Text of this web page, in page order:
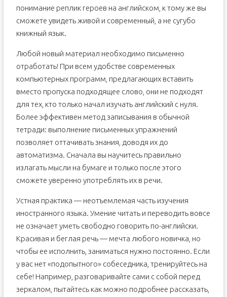
понимание реплик героев на английском, к тому же вы
сможете увидеть живой и современный, а не сугубо
книжный язык.
Любой новый материал необходимо письменно
отработать! При всем удобстве современных
компьютерных программ, предлагающих вставить
вместо пропуска подходящее слово, они не подходят
для тех, кто только начал изучать английский с нуля.
Более эффективен метод записывания в обычной
тетради: выполнение письменных упражнений
позволяет оттачивать знания, доводя их до
автоматизма. Сначала вы научитесь правильно
излагать мысли на бумаге и только после этого
сможете уверенно употреблять их в речи.
Устная практика — неотъемлемая часть изучения
иностранного языка. Умение читать и переводить вовсе
не означает уметь свободно говорить по-английски.
Красивая и беглая речь — мечта любого новичка, но
чтобы ее исполнить, заниматься нужно постоянно. Если
у вас нет «подопытного» собеседника, тренируйтесь на
себе! Например, разговаривайте сами с собой перед
зеркалом, пытайтесь как можно подробнее рассказать,